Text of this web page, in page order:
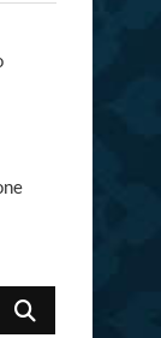
u
Cerca...